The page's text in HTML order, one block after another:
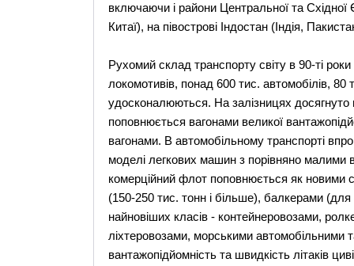
включаючи і райони Центральної та Східної
Китаї), на півострові Індостан (Індія,
Рухомий склад транспорту світу в 90-ті роки
локомотивів, понад 600 тис. автомобілів, 80
удосконалюються. На залізницях
поповнюється вагонами великої
вагонами. В автомобільному транспорті
моделі легкових машин з порівняно малими
комерційний флот поповнюється як новими
(150-250 тис. тонн і більше), балкерами (для
найновіших класів - контейнеровозами,
ліхтеровозами, морськими
вантажопідйомність та швидкість літаків